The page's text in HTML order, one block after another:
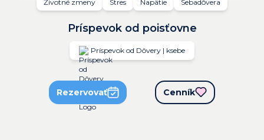
Životné zmeny
Stres Napätie Sebadôvera
Príspevok od poisťovne
Príspevok od Dôvery | ksebe
Rezervovať Cenník